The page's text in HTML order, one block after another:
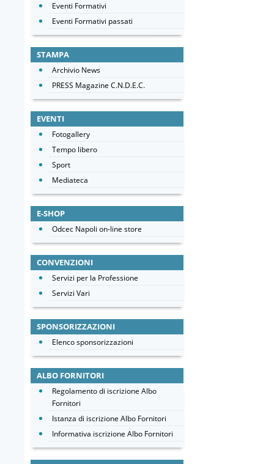
Eventi Formativi
Eventi Formativi passati
STAMPA
Archivio News
PRESS Magazine C.N.D.E.C.
EVENTI
Fotogallery
Tempo libero
Sport
Mediateca
E-SHOP
Odcec Napoli on-line store
CONVENZIONI
Servizi per la Professione
Servizi Vari
SPONSORIZZAZIONI
Elenco sponsorizzazioni
ALBO FORNITORI
Regolamento di iscrizione Albo
Fornitori
Istanza di iscrizione Albo Fornitori
Informativa iscrizione Albo Fornitori